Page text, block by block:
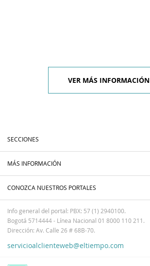
VER MÁS INFORMACIÓN
SECCIONES
MÁS INFORMACIÓN
CONOZCA NUESTROS PORTALES
Info general del portal: PBX: 57 (1) 2940100.
Bogotá 5714444 - Línea Nacional 01 8000 110 211.
Dirección: Av. Calle 26 # 68B-70.
servicioalclienteweb@eltiempo.com